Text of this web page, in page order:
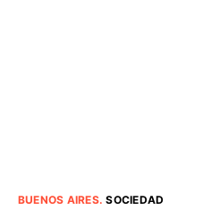
BUENOS AIRES.SOCIEDAD